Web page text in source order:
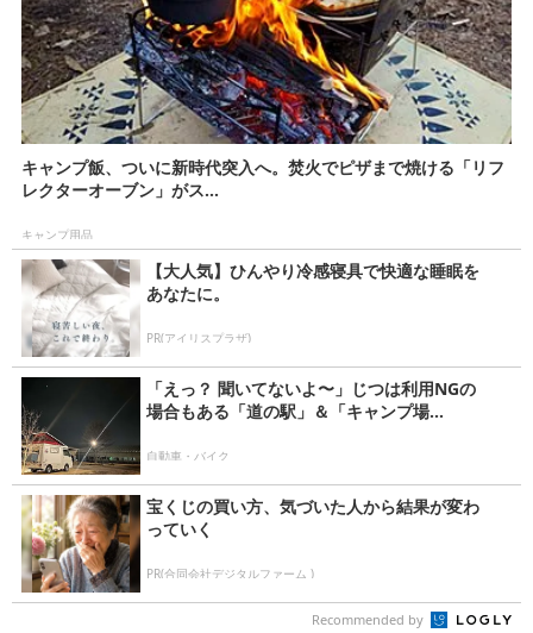
キャンプ飯、ついに新時代突入へ。焚火でピザまで焼ける「リフ
レクターオーブン」がス...
キャンプ用品
【大人気】ひんやり冷感寝具で快適な睡眠を
あなたに。
PR(アイリスプラザ)
「えっ？ 聞いてないよ〜」じつは利用NGの
場合もある「道の駅」＆「キャンプ場...
自動車・バイク
宝くじの買い方、気づいた人から結果が変わ
っていく
PR(合同会社デジタルファーム )
Recommended by